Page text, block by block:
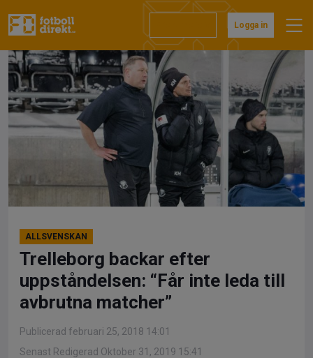
till
Logga in
ALLSVENSKAN
Trelleborg backar efter
uppståndelsen: “Får inte leda till
avbrutna matcher”
Publicerad februari 25, 2018 14:01
Senast Redigerad Oktober 31, 2019 15:41